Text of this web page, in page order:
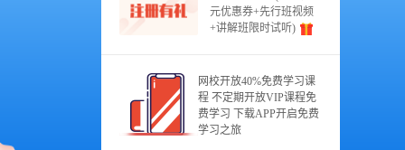
元优惠券+先行班视频
+讲解班限时试听)
网校开放40%免费学习课
程 不定期开放VIP课程免
费学习 下载APP开启免费
学习之旅